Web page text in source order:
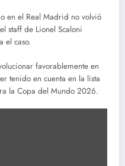
en el Real Madrid no volvió
staff de Lionel Scaloni
el caso.
favorablemente en
tenido en cuenta en la lista
la Copa del Mundo 2026.